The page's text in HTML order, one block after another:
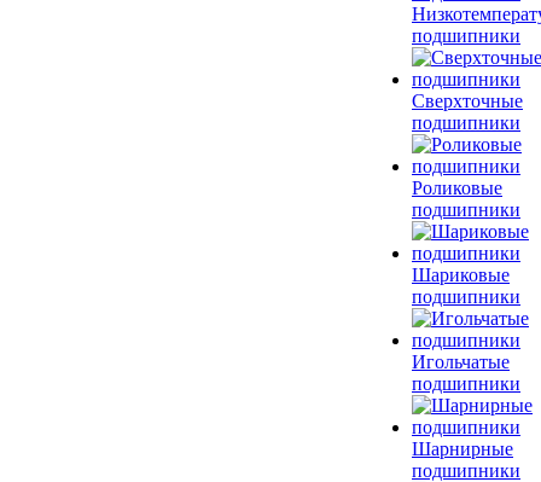
подшипники
Сверхточные
подшипники
Роликовые
подшипники
Шариковые
подшипники
Игольчатые
подшипники
Шарнирные
подшипники